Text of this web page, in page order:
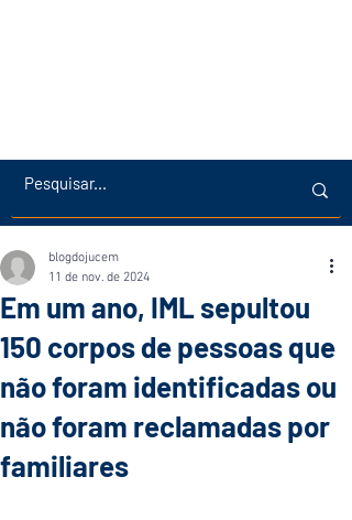
Em um ano, IML sepultou
150 corpos de pessoas que
não foram identificadas ou
não foram reclamadas por
familiares
blogdojucem
11 de nov. de 2024